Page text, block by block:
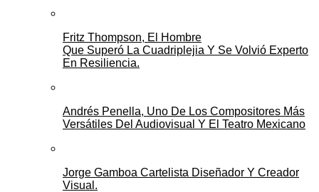
Fritz Thompson, El Hombre
Que Superó La Cuadriplejia Y Se Volvió Experto
En Resiliencia.
Andrés Penella, Uno De Los Compositores Más
Versátiles Del Audiovisual Y El Teatro Mexicano
Jorge Gamboa Cartelista Diseñador Y Creador
Visual.